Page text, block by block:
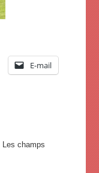
E-mail
Les champs